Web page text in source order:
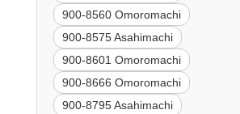
900-8560 Omoromachi
900-8575 Asahimachi
900-8601 Omoromachi
900-8666 Omoromachi
900-8795 Asahimachi